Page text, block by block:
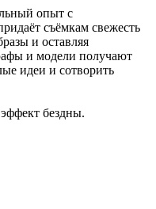
опыт с
съёмкам свежесть
и оставляя
и модели получают
идеи и сотворить
бездны.